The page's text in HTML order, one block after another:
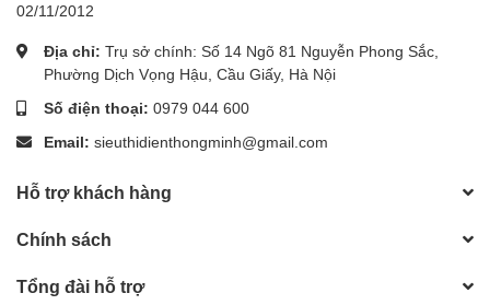
02/11/2012
Địa chỉ: Trụ sở chính: Số 14 Ngõ 81 Nguyễn Phong Sắc,
Phường Dịch Vọng Hậu, Cầu Giấy, Hà Nội
Số điện thoại: 0979 044 600
Email: sieuthidienthongminh@gmail.com
Hỗ trợ khách hàng
Chính sách
Tổng đài hỗ trợ